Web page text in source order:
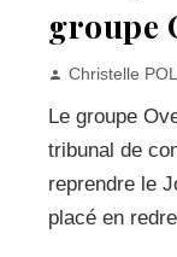
groupe
Christelle
Le groupe
tribunal de
reprendre le
placé en